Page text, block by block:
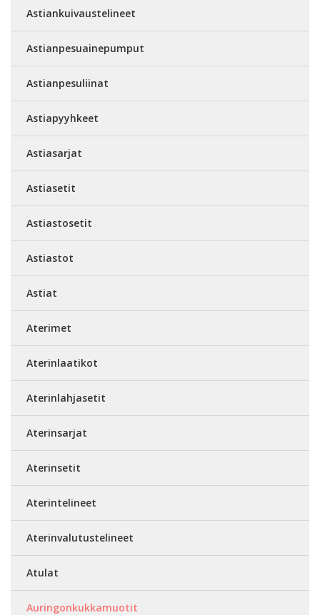
Astiankuivaustelineet
Astianpesuainepumput
Astianpesuliinat
Astiapyyhkeet
Astiasarjat
Astiasetit
Astiastosetit
Astiastot
Astiat
Aterimet
Aterinlaatikot
Aterinlahjasetit
Aterinsarjat
Aterinsetit
Aterintelineet
Aterinvalutustelineet
Atulat
Auringonkukkamuotit